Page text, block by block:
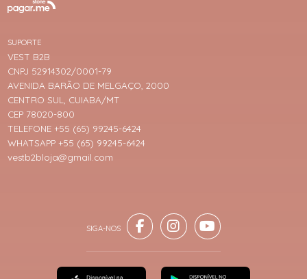
SUPORTE
VEST B2B
CNPJ 52914302/0001-79
AVENIDA BARÃO DE MELGAÇO, 2000
CENTRO SUL, CUIABA/MT
CEP 78020-800
TELEFONE +55 (65) 99245-6424
WHATSAPP +55 (65) 99245-6424
vestb2bloja@gmail.com